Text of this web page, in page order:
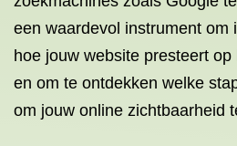
een waardevol instrument om
hoe jouw website presteert
en om te ontdekken welke
om jouw online zichtbaarheid